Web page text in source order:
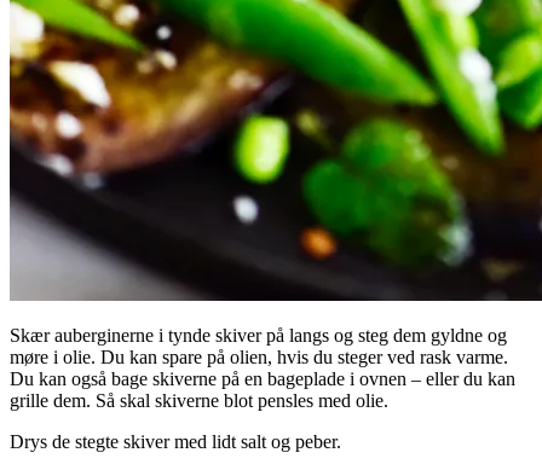
Skær auberginerne i tynde skiver på langs og steg dem gyldne og
møre i olie. Du kan spare på olien, hvis du steger ved rask varme.
Du kan også bage skiverne på en bageplade i ovnen – eller du kan
grille dem. Så skal skiverne blot pensles med olie.
Drys de stegte skiver med lidt salt og peber.